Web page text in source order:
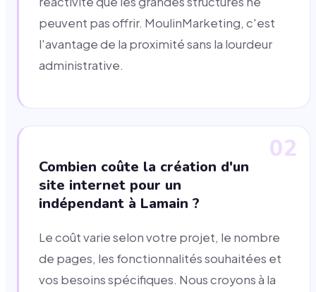
peuvent pas offrir. MoulinMarketing, c'est
l'avantage de la proximité sans la lourdeur
administrative.
02
Combien coûte la création d'un
site internet pour un
indépendant à Lamain ?
Le coût varie selon votre projet, le nombre
de pages, les fonctionnalités souhaitées et
vos besoins spécifiques. Nous croyons à la